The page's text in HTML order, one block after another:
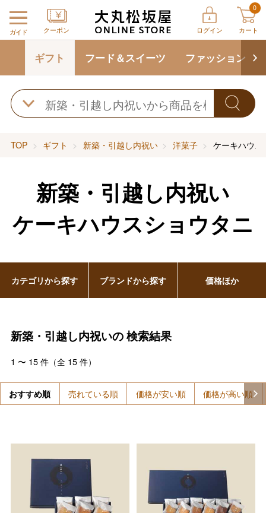
ガイド クーポン ログイン
0
カート
ギフト フード＆スイーツ ファッション
TOP ギフト 新築・引越し内祝い 洋菓子 ケーキハウス
新築・引越し内祝い
ケーキハウスショウタニ
新築・引越し内祝いの検索結果
1 〜 15件（全 15件）
おすすめ順 売れている順 価格が安い順 価格が高い順
カテゴリから探す ブランドから探す 価格ほか